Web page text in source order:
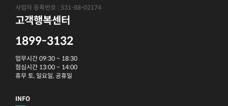
사업자 등록번호 : 531-88-02174
고객행복센터
1899-3132
업무시간 09:30 ~ 18:30
점심시간 13:00 ~ 14:00
휴무 토, 일요일, 공휴일
INFO